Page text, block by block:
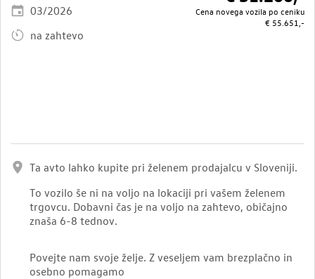
03/2026
na zahtevo
Cena novega vozila po ceniku
€ 55.651,-
Ta avto lahko kupite pri želenem prodajalcu v Sloveniji.
To vozilo še ni na voljo na lokaciji pri vašem želenem
trgovcu. Dobavni čas je na voljo na zahtevo, običajno
znaša 6-8 tednov.
Povejte nam svoje želje. Z veseljem vam brezplačno in
osebno pomagamo